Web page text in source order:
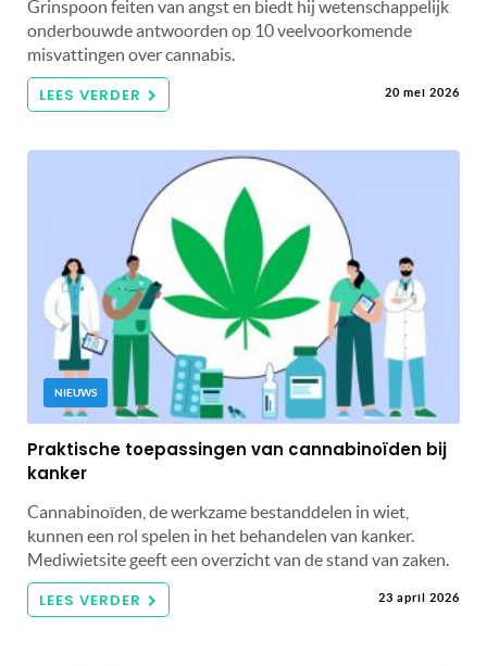
Grinspoon feiten van angst en biedt hij wetenschappelijk
onderbouwde antwoorden op 10 veelvoorkomende
misvattingen over cannabis.
LEES VERDER 20 mei 2026
NIEUWS
Praktische toepassingen van cannabinoïden bij
kanker
Cannabinoïden, de werkzame bestanddelen in wiet,
kunnen een rol spelen in het behandelen van kanker.
Mediwietsite geeft een overzicht van de stand van zaken.
LEES VERDER 23 april 2026